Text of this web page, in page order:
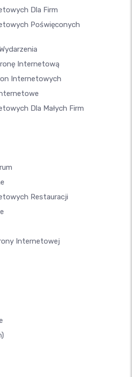
Dla Firm
Poświęconych
Internetową
Internetowych
Dla Małych Firm
Restauracji
Internetowej